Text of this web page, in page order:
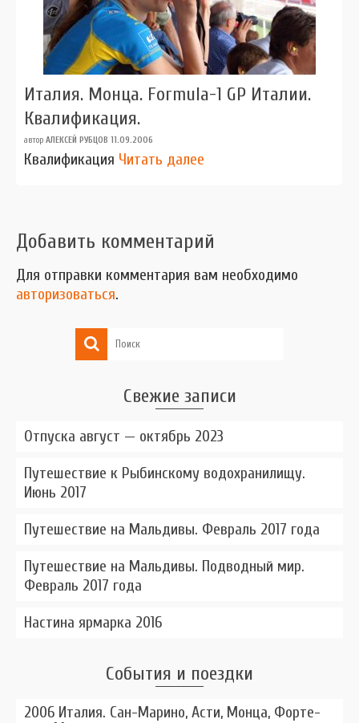
Италия. Монца. Formula-1 GP Италии.
Квалификация.
автор АЛЕКСЕЙ РУБЦОВ 11.09.2006
Квалификация Читать далее
Добавить комментарий
Для отправки комментария вам необходимо
авторизоваться.
Свежие записи
Отпуска август — октябрь 2023
Путешествие к Рыбинскому водохранилищу.
Июнь 2017
Путешествие на Мальдивы. Февраль 2017 года
Путешествие на Мальдивы. Подводный мир.
Февраль 2017 года
Настина ярмарка 2016
События и поездки
2006 Италия. Сан-Марино, Асти, Монца, Форте-